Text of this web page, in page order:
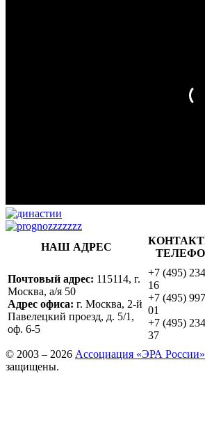
НАШ АДРЕС
Почтовый адрес: 115114, г.
Москва, а/я 50
Адрес офиса: г. Москва, 2-й
Павелецкий проезд, д. 5/1,
оф. 6-5
+7 (495)
16
+7 (495)
01
+7 (495)
37
© 2003 – 2026 Ассоциация «ЭРА России»
защищены.